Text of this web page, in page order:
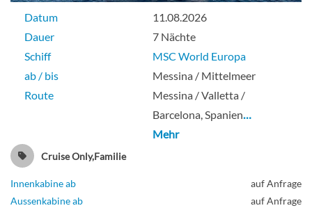
Datum
11.08.2026
Dauer
7 Nächte
Schiff
MSC World Europa
ab / bis
Messina / Mittelmeer
Route
Messina / Valletta /
Barcelona, Spanien…
Mehr
Cruise Only,Familie
Innenkabine ab
auf Anfrage
Aussenkabine ab
auf Anfrage